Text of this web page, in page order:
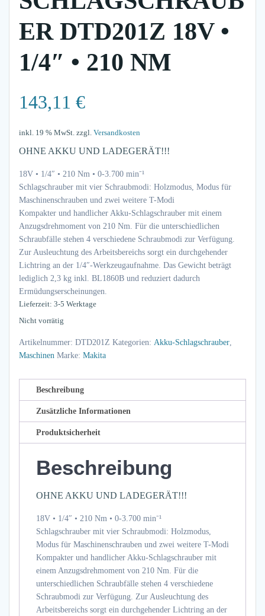
ER DTD201Z 18V •
1/4″ • 210 NM
143,11 €
inkl. 19 % MwSt. zzgl. Versandkosten
OHNE AKKU UND LADEGERÄT!!!
18V • 1/4″ • 210 Nm • 0-3.700 min⁻¹
Schlagschrauber mit vier Schraubmodi: Holzmodus, Modus für
Maschinenschrauben und zwei weitere T-Modi
Kompakter und handlicher Akku-Schlagschrauber mit einem
Anzugsdrehmoment von 210 Nm. Für die unterschiedlichen
Schraubfälle stehen 4 verschiedene Schraubmodi zur Verfügung.
Zur Ausleuchtung des Arbeitsbereichs sorgt ein durchgehender
Lichtring an der 1/4″-Werkzeugaufnahme. Das Gewicht beträgt
lediglich 2,3 kg inkl. BL1860B und reduziert dadurch
Ermüdungserscheinungen.
Lieferzeit: 3-5 Werktage
Nicht vorrätig
Artikelnummer: DTD201Z Kategorien: Akku-Schlagschrauber,
Maschinen Marke: Makita
Beschreibung
Zusätzliche Informationen
Produktsicherheit
Beschreibung
OHNE AKKU UND LADEGERÄT!!!
18V • 1/4″ • 210 Nm • 0-3.700 min⁻¹
Schlagschrauber mit vier Schraubmodi: Holzmodus,
Modus für Maschinenschrauben und zwei weitere T-Modi
Kompakter und handlicher Akku-Schlagschrauber mit
einem Anzugsdrehmoment von 210 Nm. Für die
unterschiedlichen Schraubfälle stehen 4 verschiedene
Schraubmodi zur Verfügung. Zur Ausleuchtung des
Arbeitsbereichs sorgt ein durchgehender Lichtring an der